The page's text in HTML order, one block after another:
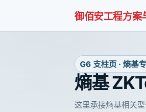
御佰安工程方案
G6 支柱页 · 熵基
熵基
这里承接熵基相关